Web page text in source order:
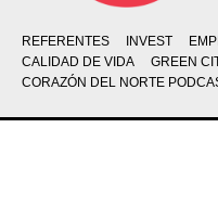
REFERENTES INVEST
CALIDAD DE VIDA
GREEN
CORAZÓN DEL NORTE